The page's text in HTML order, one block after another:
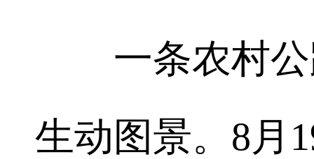
一条农村公
生动图景。8月